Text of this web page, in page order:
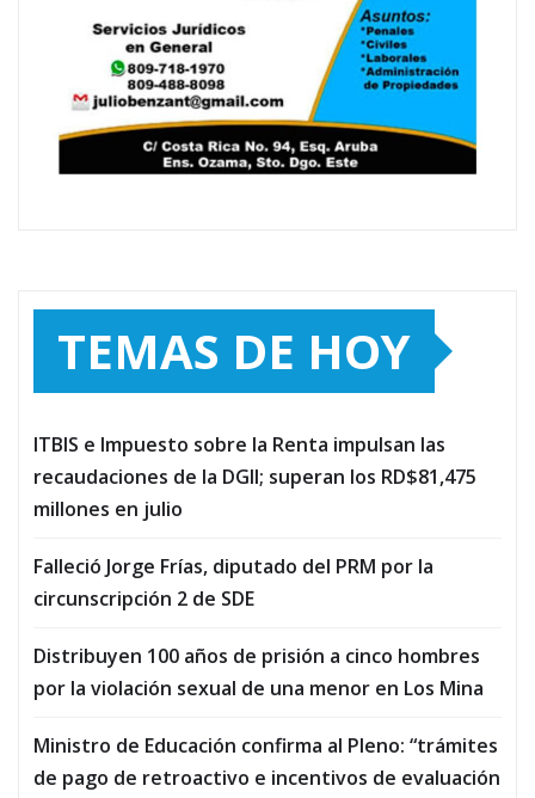
TEMAS DE HOY
ITBIS e Impuesto sobre la Renta impulsan las
recaudaciones de la DGII; superan los RD$81,475
millones en julio
Falleció Jorge Frías, diputado del PRM por la
circunscripción 2 de SDE
Distribuyen 100 años de prisión a cinco hombres
por la violación sexual de una menor en Los Mina
Ministro de Educación confirma al Pleno: “trámites
de pago de retroactivo e incentivos de evaluación